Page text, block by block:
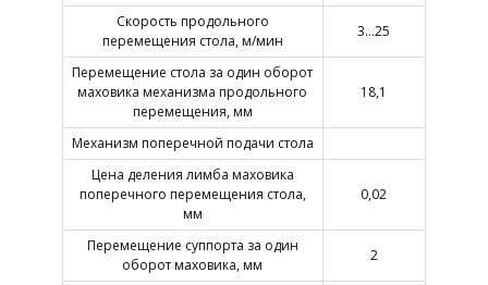
Скорость продольного
перемещения стола, м/мин
3…25
Перемещение стола за один оборот
маховика механизма продольного
перемещения, мм
18,1
Механизм поперечной подачи стола
Цена деления лимба маховика
поперечного перемещения стола,
мм
0,02
Перемещение суппорта за один
оборот маховика, мм
2